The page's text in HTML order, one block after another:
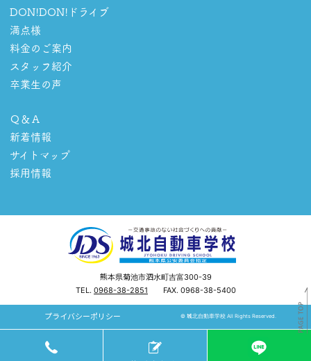
DON!DON!ドライブ
満点様
料金のご案内
スタッフ紹介
卒業生の声
Ｑ＆Ａ
新着情報
サイトマップ
採用情報
熊本県菊池市泗水町吉富300-39
TEL. 0968-38-2851 FAX. 0968-38-5400
プライバシーポリシー © 城北自動車学校 All Rights Reserved.